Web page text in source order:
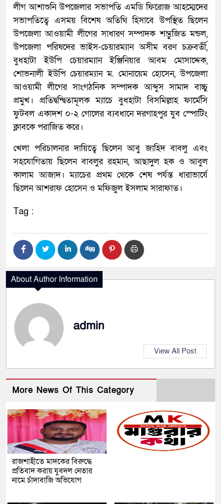
লীগ আশাশুনি উপজেলার সভাপতি এমডি ফিরোজ আহম্মেদের
সভাপতিত্বে এসময় বিশেষ অতিথি হিসাবে উপস্থিত ছিলেন
উপজেলা আওয়ামী লীগের সাধারণ সম্পাদক শম্ভুজিত মন্ডল,
উপজেলা পরিষদের ভাইস-চেয়ারম্যান অসীম বরণ চক্রবর্তী,
বুধহাটা ইউপি চেয়ারম্যান ইঞ্জিনিয়ার আবম মোসাদ্দেক,
শোভনালী ইউপি চেয়ারম্যান ম. মোনায়েম হোসেন, উপজেলা
আওয়ামী লীগের সাংগঠনিক সম্পাদক আব্দুস সামাদ বাচ্চু
প্রমুখ। প্রতিদ্বন্দ্বিতামূলক ম্যাচে বুধহাটা বিস‌মিল্লাহ ফা‌র্মেসি
ফুটবল একাদশ ০-২ গোলের ব্যবধানে দরগাহপুর যুব স্পো‌টিং
ক্লাবকে‌ পরাজিত করে।
খেলা পরিচালনার দায়িত্বে ছিলেন আবু জাহিদ বাবলু এবং
সহযোগিতায় ছিলেন বাবলুর রহমান, আছাদুল হক ও আবুল
কালাম আজাদ। ম্যাচের প্রথম থেকে শেষ পর্যন্ত ধারাভার্যে
ছিলেন আশরাফ হোসেন ও মফিজুল ইসলাম সারাফাত।
Tag :
About Author Information
admin
View All Post
More News Of This Category
রাজশাহীতে মাদকের বিরুদ্ধে
প্রতিবাদ করায় যুবদল নেতার
নামে চাঁদাবাজি অভিযোগ